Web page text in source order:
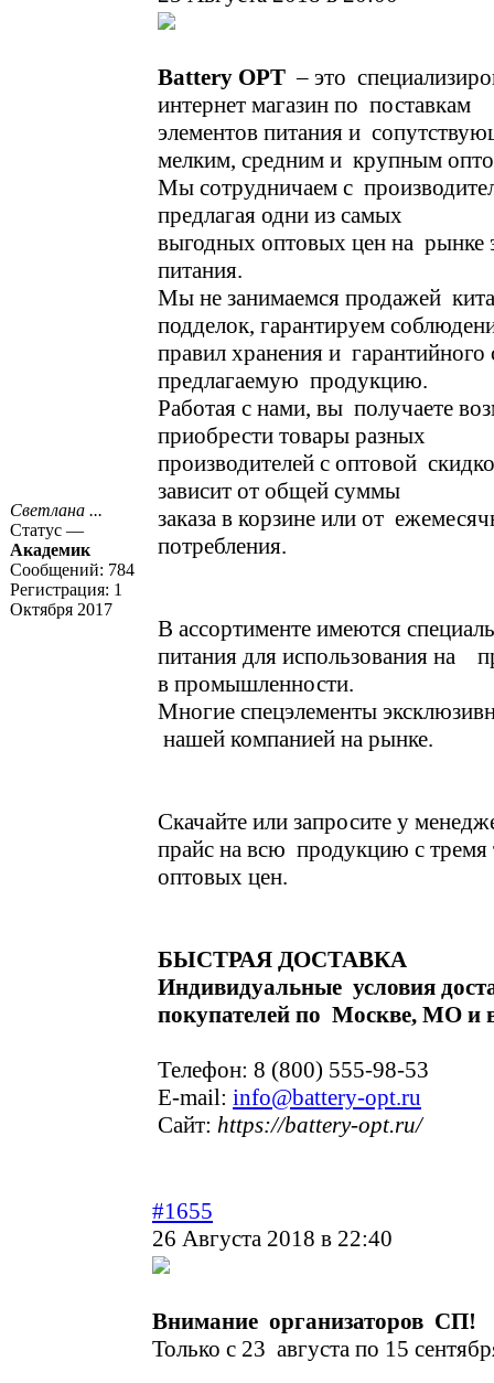
Светлана ...
Статус —
Академик
Сообщений: 784
Регистрация: 1
Октября 2017
Battery OPT– это
интернет магазин по поставкам
элементов питания и
мелким, средним и крупным
Мы сотрудничаем с
предлагая одни из самых
выгодных оптовых цен на рынке
питания.
Мы не занимаемся продажей
подделок, гарантируем
правил хранения и гарантийного
предлагаемую продукцию.
Работая с нами, вы получаете
приобрести товары разных
производителей с оптовой
зависит от общей суммы
заказа в корзине или от
потребления.
В ассортименте имеются
питания для использования на
в промышленности.
Многие спецэлементы
нашей компанией на рынке.
Скачайте или запросите у
прайс на всю продукцию с тремя
оптовых цен.
БЫСТРАЯ ДОСТАВКА
Индивидуальные условия
покупателей по Москве, МО и
Телефон: 8 (800) 555-98-53
E-mail: info@battery-opt.ru
Сайт: https://battery-opt.ru/
#1655
26 Августа 2018 в 22:40
Внимание организаторов СП!
Только с 23 августа по 15